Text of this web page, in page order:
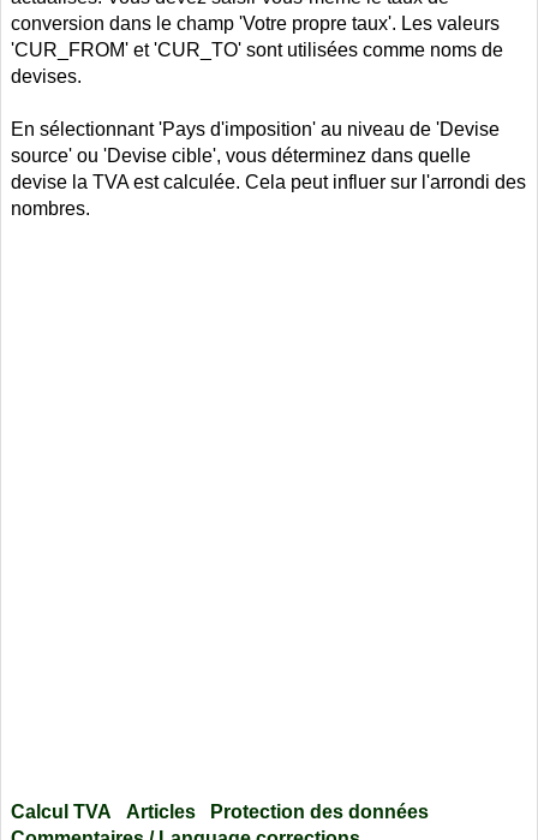
conversion dans le champ 'Votre propre taux'. Les valeurs
'CUR_FROM' et 'CUR_TO' sont utilisées comme noms de
devises.
En sélectionnant 'Pays d'imposition' au niveau de 'Devise
source' ou 'Devise cible', vous déterminez dans quelle
devise la TVA est calculée. Cela peut influer sur l'arrondi des
nombres.
Calcul TVA Articles
Protection des données